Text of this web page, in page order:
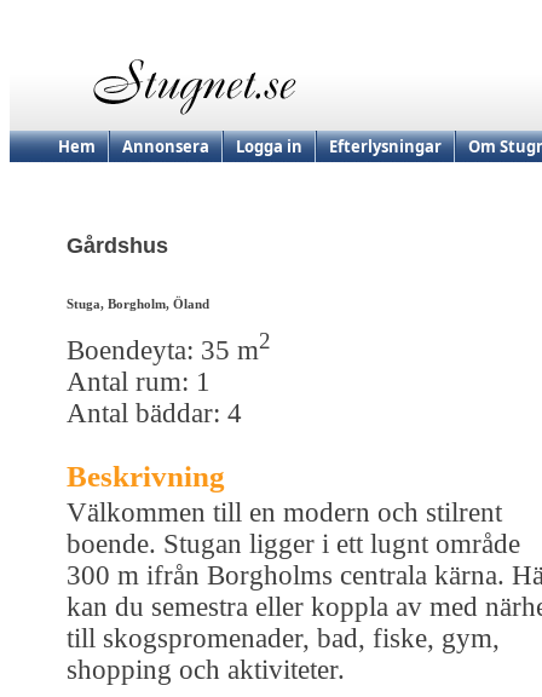
Hem Annonsera Logga in Efterlysningar Om
Gårdshus
Stuga, Borgholm, Öland
Boendeyta: 35 m2
Antal rum: 1
Antal bäddar: 4
Beskrivning
Välkommen till en modern och stilrent
boende. Stugan ligger i ett lugnt område
300 m ifrån Borgholms centrala kärna.
kan du semestra eller koppla av med
till skogspromenader, bad, fiske, gym,
shopping och aktiviteter.